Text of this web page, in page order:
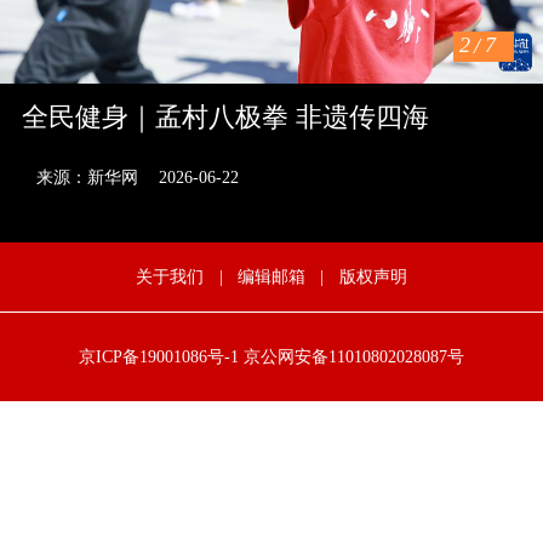
2/ 7
全民健身｜孟村八极拳 非遗传四海
来源：新华网 2026-06-22
关于我们 | 编辑邮箱 | 版权声明
京ICP备19001086号-1 京公网安备11010802028087号